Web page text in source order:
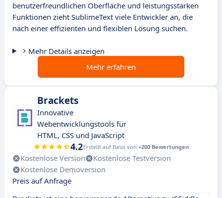
benutzerfreundlichen Oberfläche und leistungsstarken
Funktionen zieht SublimeText viele Entwickler an, die
nach einer effizienten und flexiblen Lösung suchen.
Mehr Details anzeigen
Mehr erfahren
Brackets
Innovative
Webentwicklungstools für
HTML, CSS und JavaScript
4.2Erstellt auf Basis von +200 Bewertungen
Kostenlose Version
Kostenlose Testversion
Kostenlose Demoversion
Preis auf Anfrage